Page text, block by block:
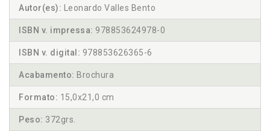
Autor(es): Leonardo Valles Bento
ISBN v. impressa: 978853624978-0
ISBN v. digital: 978853626365-6
Acabamento: Brochura
Formato: 15,0x21,0 cm
Peso: 372grs.